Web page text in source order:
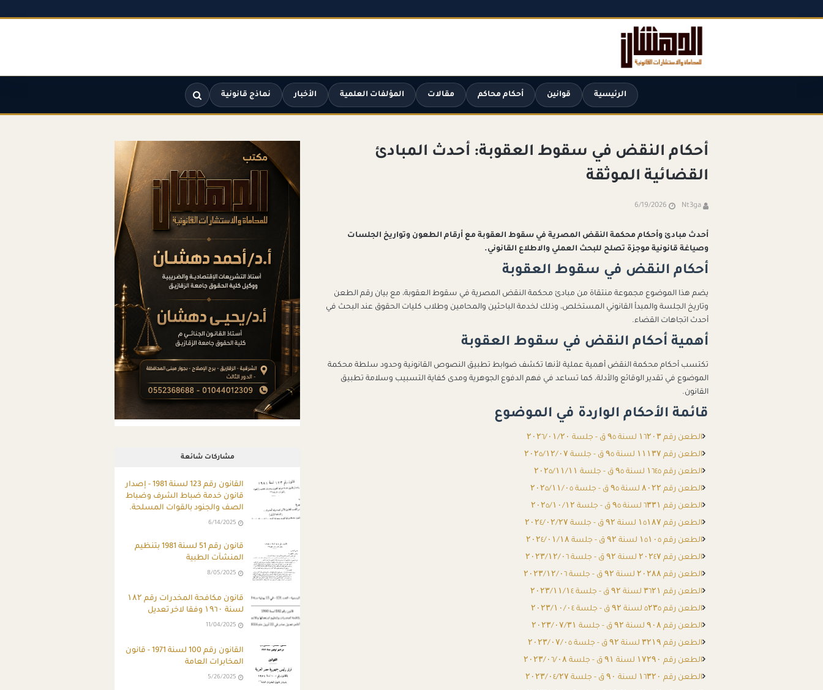
الرئيسية قوانين أحكام محاكم مقالات المؤلفات العلمية الأخبار نماذج قانونية
أحكام النقض في سقوط العقوبة: أحدث المبادئ
القضائية الموثقة
Nt3ga
6/19/2026
أحدث مبادئ وأحكام محكمة النقض المصرية في سقوط العقوبة مع أرقام الطعون وتواريخ الجلسات
وصياغة قانونية موجزة تصلح للبحث العملي والاطلاع القانوني.
أحكام النقض في سقوط العقوبة
يضم هذا الموضوع مجموعة منتقاة من مبادئ محكمة النقض المصرية في سقوط العقوبة، مع بيان رقم الطعن
وتاريخ الجلسة والمبدأ القانوني المستخلص، وذلك لخدمة الباحثين والمحامين وطلاب كليات الحقوق عند البحث في
أحدث اتجاهات القضاء.
أهمية أحكام النقض في سقوط العقوبة
تكتسب أحكام محكمة النقض أهمية عملية لأنها تكشف ضوابط تطبيق النصوص القانونية وحدود سلطة محكمة
الموضوع في تقدير الوقائع والأدلة، كما تساعد في فهم الدفوع الجوهرية ومدى كفاية التسبيب وسلامة تطبيق
القانون.
قائمة الأحكام الواردة في الموضوع
الطعن رقم ۱٦۲۰۳ لسنة ۹٥ ق - جلسة ۲۰۲٦/۰۱/۲۰
الطعن رقم ۱۱۱۳۷ لسنة ۹٥ ق - جلسة ۲۰۲٥/۱۲/۰۷
الطعن رقم ۱٦٤٥ لسنة ۹٥ ق - جلسة ۲۰۲٥/۱۱/۱۱
الطعن رقم ۸۰۲۲ لسنة ۹٥ ق - جلسة ۲۰۲٥/۱۱/۰٥
الطعن رقم ٦۳۳۱ لسنة ۹٥ ق - جلسة ۲۰۲٥/۱۰/۱۲
الطعن رقم ۱٥۱۸۷ لسنة ۹۲ ق - جلسة ۲۰۲٤/۰۲/۲۷
الطعن رقم ۱٥۱۰٥ لسنة ۹۲ ق - جلسة ۲۰۲٤/۰۱/۱۸
الطعن رقم ۲۰۲٤۷ لسنة ۹۲ ق - جلسة ۲۰۲۳/۱۲/۰٦
الطعن رقم ۲۰۲۸۸ لسنة ۹۲ ق - جلسة ۲۰۲۳/۱۲/۰٦
الطعن رقم ۳٦۲۱ لسنة ۹۲ ق - جلسة ۲۰۲۳/۱۱/۱٤
الطعن رقم ٥۲۳٥ لسنة ۹۲ ق - جلسة ۲۰۲۳/۱۰/۰٤
الطعن رقم ۹۰۸ لسنة ۹۲ ق - جلسة ۲۰۲۳/۰۷/۳۱
الطعن رقم ۳۲۱۹ لسنة ۹۲ ق - جلسة ۲۰۲۳/۰۷/۰٥
الطعن رقم ۱۷۲۹۰ لسنة ۹۱ ق - جلسة ۲۰۲۳/۰٦/۰۸
الطعن رقم ۱٦۳۲۰ لسنة ۹۰ ق - جلسة ۲۰۲۳/۰٤/۲۷
مشاركات شائعة
ِالقانون رقم 123 لسنة 1981 - إصدار
قانون خدمة ضباط الشرف وضباط
الصف والجنود بالقوات المسلحة.
6/14/2025
قانون رقم 51 لسنة 1981 بتنظيم
المنشآت الطبية
8/05/2025
قانون مكافحة المخدرات رقم ۱۸۲
لسنة ۱۹٦۰ وفقا لاخر تعديل
11/04/2025
القانون رقم 100 لسنة 1971 - قانون
المخابرات العامة
5/26/2025